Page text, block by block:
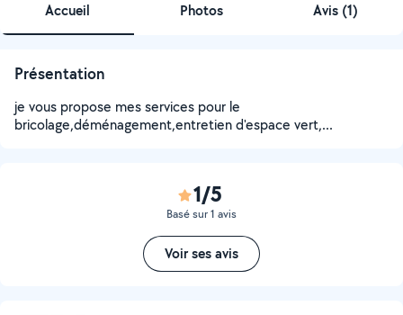
Accueil Photos Avis (1)
Présentation
je vous propose mes services pour le
bricolage,déménagement,entretien d'espace vert,...
1/5
Basé sur 1 avis
Voir ses avis